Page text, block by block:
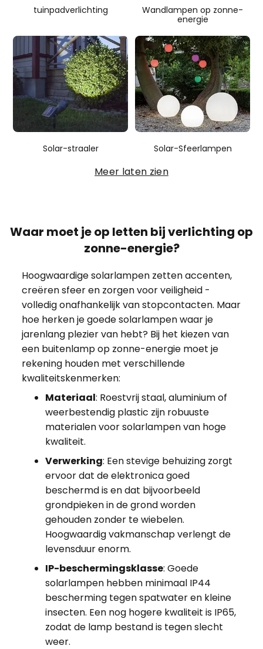
tuinpadverlichting
Wandlampen op zonne-
energie
Solar-straaler Solar-Sfeerlampen
Meer laten zien
Waar moet je op letten bij verlichting op
zonne-energie?
Hoogwaardige solarlampen zetten accenten,
creëren sfeer en zorgen voor veiligheid -
volledig onafhankelijk van stopcontacten. Maar
hoe herken je goede solarlampen waar je
jarenlang plezier van hebt? Bij het kiezen van
een buitenlamp op zonne-energie moet je
rekening houden met verschillende
kwaliteitskenmerken:
Materiaal: Roestvrij staal, aluminium of
weerbestendig plastic zijn robuuste
materialen voor solarlampen van hoge
kwaliteit.
Verwerking: Een stevige behuizing zorgt
ervoor dat de elektronica goed
beschermd is en dat bijvoorbeeld
grondpieken in de grond worden
gehouden zonder te wiebelen.
Hoogwaardig vakmanschap verlengt de
levensduur enorm.
IP-beschermingsklasse: Goede
solarlampen hebben minimaal IP44
bescherming tegen spatwater en kleine
insecten. Een nog hogere kwaliteit is IP65,
zodat de lamp bestand is tegen slecht
weer.